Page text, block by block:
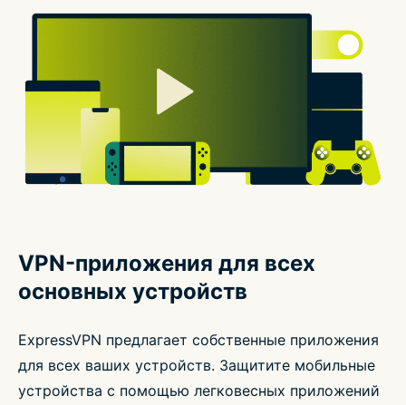
VPN-приложения для всех
основных устройств
ExpressVPN предлагает собственные приложения
для всех ваших устройств. Защитите мобильные
устройства с помощью легковесных приложений